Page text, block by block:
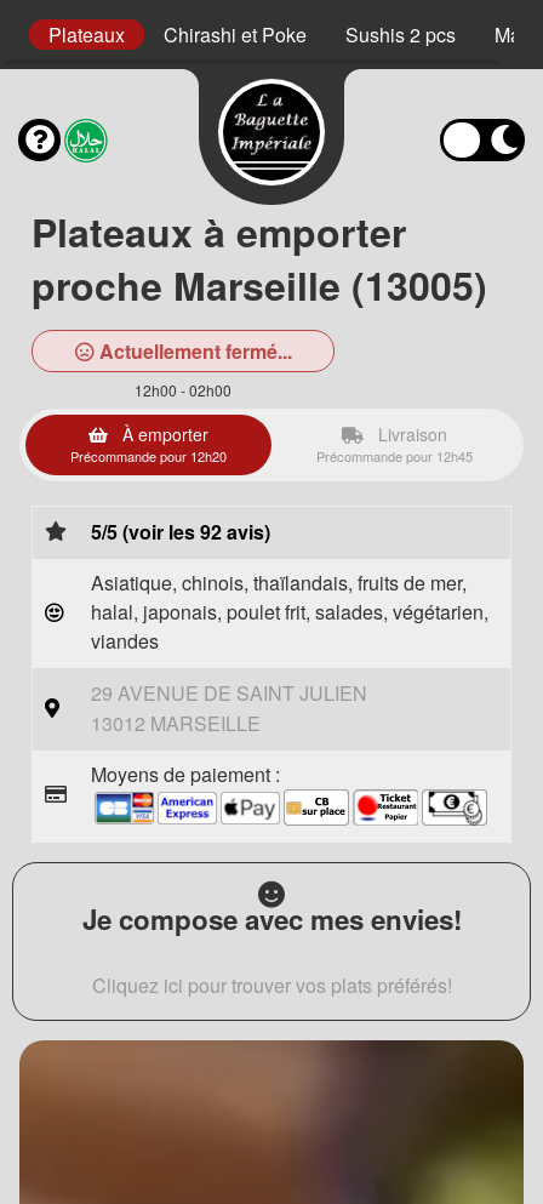
Plateaux Chirashi et Poke Sushis 2 pcs Maki
Plateaux à emporter
proche Marseille (13005)
Actuellement fermé...
12h00 - 02h00
À emporter
Précommande pour 12h20
Livraison
Précommande pour 12h45
5/5 (voir les 92 avis)
Asiatique, chinois, thaïlandais, fruits de mer,
halal, japonais, poulet frit, salades, végétarien,
viandes
29 AVENUE DE SAINT JULIEN
13012 MARSEILLE
Moyens de paiement :
Je compose avec mes envies!
Cliquez ici pour trouver vos plats préférés!